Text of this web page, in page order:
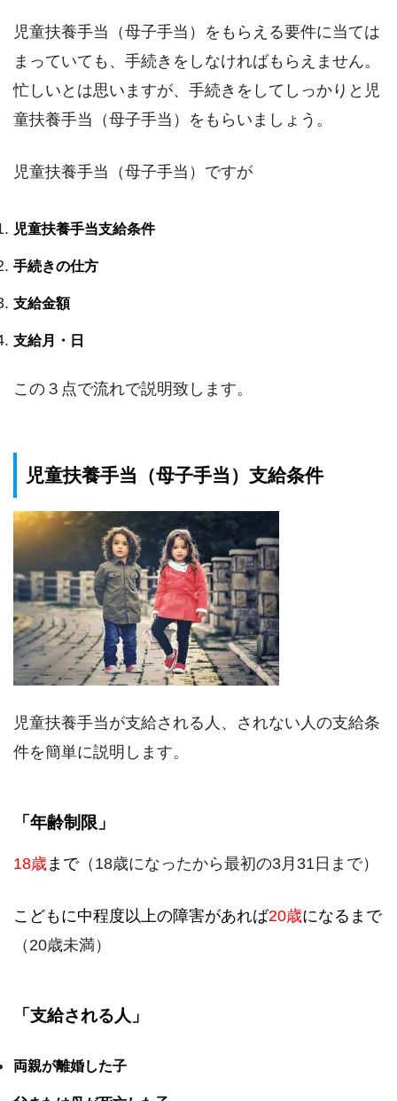
児童扶養手当（母子手当）をもらえる要件に当ては
まっていても、手続きをしなければもらえません。
忙しいとは思いますが、手続きをしてしっかりと児
童扶養手当（母子手当）をもらいましょう。
児童扶養手当（母子手当）ですが
児童扶養手当支給条件
手続きの仕方
支給金額
支給月・日
この３点で流れで説明致します。
児童扶養手当（母子手当）支給条件
児童扶養手当が支給される人、されない人の支給条
件を簡単に説明します。
「年齢制限」
18歳まで（18歳になったから最初の3月31日まで）
こどもに中程度以上の障害があれば20歳になるまで
（20歳未満）
「支給される人」
両親が離婚した子